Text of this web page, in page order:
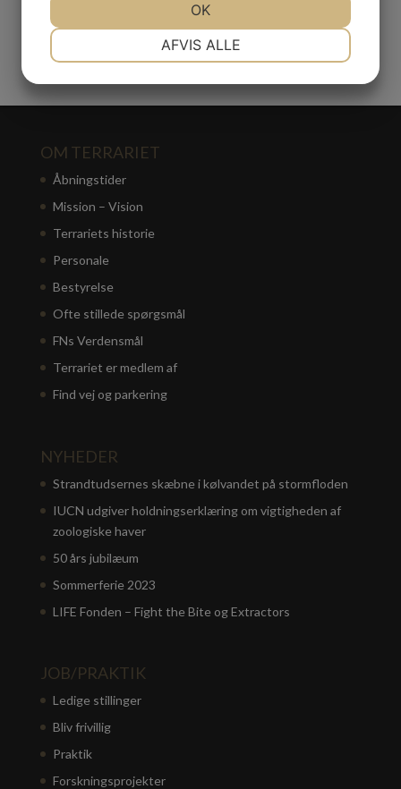
OM TERRARIET
Åbningstider
Mission – Vision
Terrariets historie
Personale
Bestyrelse
Ofte stillede spørgsmål
FNs Verdensmål
Terrariet er medlem af
Find vej og parkering
NYHEDER
Strandtudsernes skæbne i kølvandet på stormfloden
IUCN udgiver holdningserklæring om vigtigheden af
zoologiske haver
50 års jubilæum
Sommerferie 2023
LIFE Fonden – Fight the Bite og Extractors
JOB/PRAKTIK
Ledige stillinger
Bliv frivillig
Praktik
Forskningsprojekter
AFVIS ALLE
OK